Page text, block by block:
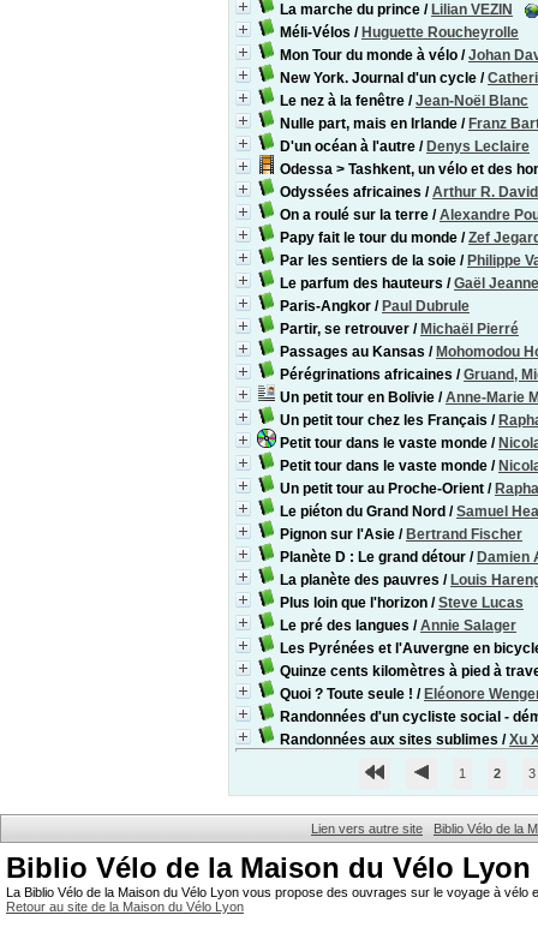
La marche du prince / Lilian VEZIN
Méli-Vélos / Huguette Roucheyrolle
Mon Tour du monde à vélo /Johan
New York. Journal d'un cycle /
Le nez à la fenêtre /Jean-Noël Blanc
Nulle part, mais en Irlande / Franz
D'un océan à l'autre / Denys Leclaire
Odessa > Tashkent, un vélo et des
Odyssées africaines /Arthur R. David
On a roulé sur la terre /Alexandre
Papy fait le tour du monde /Zef
Par les sentiers de la soie / Philippe
Le parfum des hauteurs /Gaël
Paris-Angkor / Paul Dubrule
Partir, se retrouver / Michaël Pierré
Passages au Kansas / Mohomodou
Pérégrinations africaines /Gruand,
Un petit tour en Bolivie /Anne-Marie
Un petit tour chez les Français /
Petit tour dans le vaste monde /
Petit tour dans le vaste monde /
Un petit tour au Proche-Orient /
Le piéton du Grand Nord /Samuel
Pignon sur l'Asie / Bertrand Fischer
Planète D : Le grand détour / Damien
La planète des pauvres / Louis
Plus loin que l'horizon /Steve Lucas
Le pré des langues /Annie Salager
Les Pyrénées et l'Auvergne en
Quinze cents kilomètres à pied à
Quoi ? Toute seule ! / Eléonore
Randonnées d'un cycliste social -
Randonnées aux sites sublimes /Xu
1 2 3
Lien vers autre site Biblio Vélo de la
Biblio Vélo de la Maison du Vélo Lyon
La Biblio Vélo de la Maison du Vélo Lyon vous propose des ouvrages sur le voyage à
Retour au site de la Maison du Vélo Lyon